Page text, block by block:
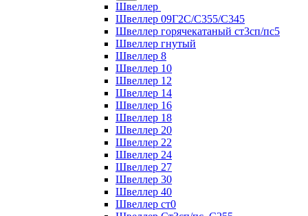
Швеллер
Швеллер 09Г2С/С355/С345
Швеллер горячекатаный ст3сп/пс5
Швеллер гнутый
Швеллер 8
Швеллер 10
Швеллер 12
Швеллер 14
Швеллер 16
Швеллер 18
Швеллер 20
Швеллер 22
Швеллер 24
Швеллер 27
Швеллер 30
Швеллер 40
Швеллер ст0